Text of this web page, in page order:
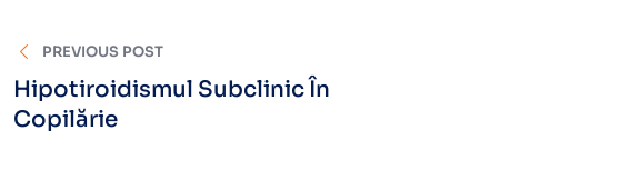
PREVIOUS POST
Hipotiroidismul Subclinic În
Copilărie